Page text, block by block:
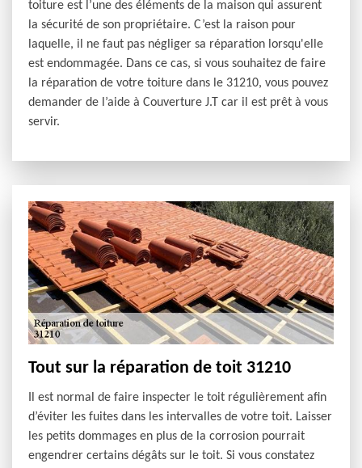
toiture est l’une des éléments de la maison qui assurent
la sécurité de son propriétaire. C’est la raison pour
laquelle, il ne faut pas négliger sa réparation lorsqu'elle
est endommagée. Dans ce cas, si vous souhaitez de faire
la réparation de votre toiture dans le 31210, vous pouvez
demander de l’aide à Couverture J.T car il est prêt à vous
servir.
Tout sur la réparation de toit 31210
Il est normal de faire inspecter le toit régulièrement afin
d’éviter les fuites dans les intervalles de votre toit. Laisser
les petits dommages en plus de la corrosion pourrait
engendrer certains dégâts sur le toit. Si vous constatez